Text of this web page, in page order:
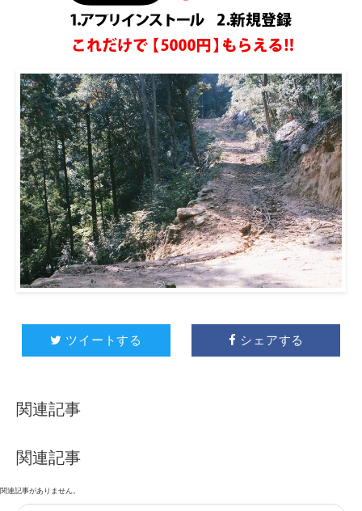
 ツイートする  シェアする
関連記事
関連記事
関連記事がありません。